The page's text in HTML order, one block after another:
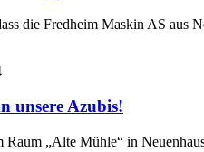
die Fredheim Maskin AS aus
unsere Azubis!
„Alte Mühle“ in